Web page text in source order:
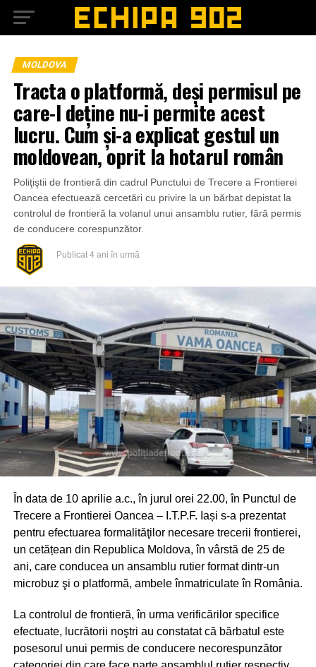
MOLDOVA
Tracta o platformă, deși permisul pe
care-l deține nu-i permite acest
lucru. Cum și-a explicat gestul un
moldovean, oprit la hotarul român
Poliţiştii de frontieră din cadrul Punctului de Trecere a Frontierei
Oancea efectuează cercetări cu privire la un bărbat depistat la
controlul de frontieră la volanul unui ansamblu rutier, fără permis
de conducere corespunzător.
Publicat 4 ani în urmă
În data de 10 aprilie a.c., în jurul orei 22.00, în Punctul de
Trecere a Frontierei Oancea – I.T.P.F. Iași s-a prezentat
pentru efectuarea formalităţilor necesare trecerii frontierei,
un cetățean din Republica Moldova, în vârstă de 25 de
ani, care conducea un ansamblu rutier format dintr-un
microbuz şi o platformă, ambele înmatriculate în România.
La controlul de frontieră, în urma verificărilor specifice
efectuate, lucrătorii noştri au constatat că bărbatul este
posesorul unui permis de conducere necorespunzător